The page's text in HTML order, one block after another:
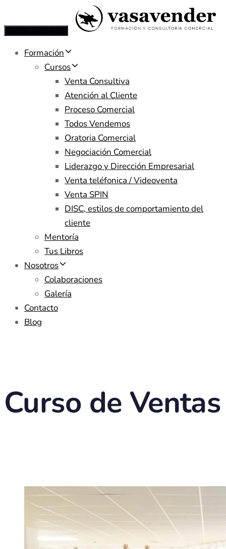
Formación
Cursos
Venta Consultiva
Atención al Cliente
Proceso Comercial
Todos Vendemos
Oratoria Comercial
Negociación Comercial
Liderazgo y Dirección Empresarial
Venta teléfonica / Videoventa
Venta SPIN
DISC, estilos de comportamiento del
cliente
Mentoría
Tus Libros
Nosotros
Colaboraciones
Galería
Contacto
Blog
Curso de Ventas